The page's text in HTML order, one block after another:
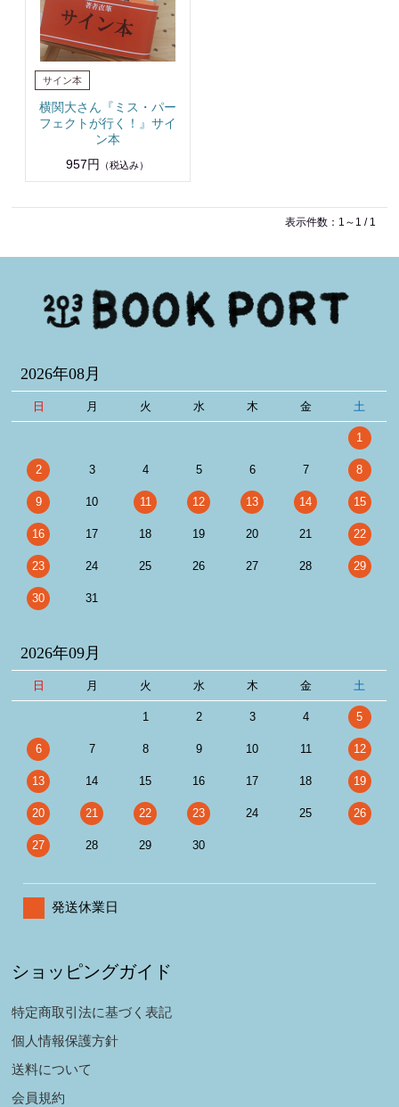
横関大さん『ミス・パー
フェクトが行く！』サイ
ン本
957円
（税込み）
表示件数：1～1 / 1
2026年08月
日 月 火 水 木 金 土
1
2 3 4 5 6 7 8
9 10 11 12 13 14 15
16 17 18 19 20 21 22
23 24 25 26 27 28 29
30 31
2026年09月
日 月 火 水 木 金 土
1 2 3 4 5
6 7 8 9 10 11 12
13 14 15 16 17 18 19
20 21 22 23 24 25 26
27 28 29 30
発送休業日
ショッピングガイド
特定商取引法に基づく表記
個人情報保護方針
送料について
会員規約